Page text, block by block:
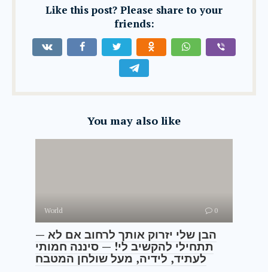
Like this post? Please share to your
friends:
You may also like
World 0
— הבן שלי יזרוק אותך לרחוב אם לא
תתחילי להקשיב לי! — סיננה חמותי
לעתיד, לידיה, מעל שולחן המטבח